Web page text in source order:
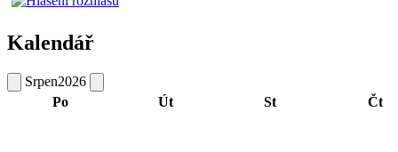
Kalendář
Srpen2026
Po
Út St Čt